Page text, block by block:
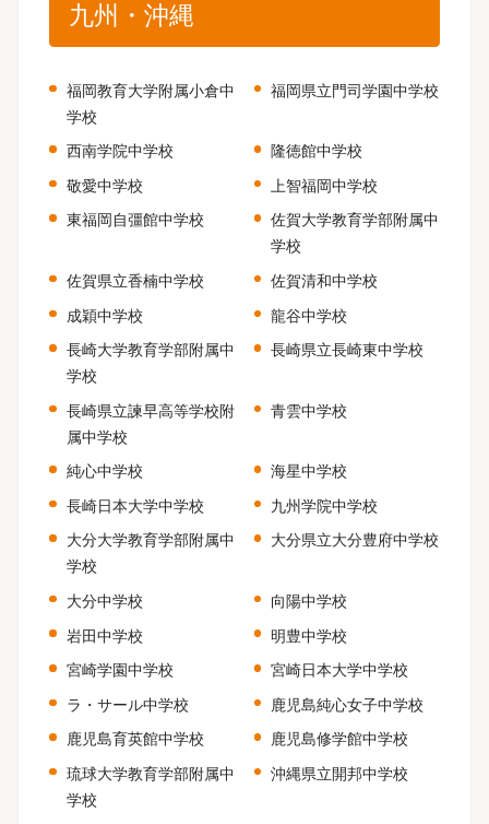
九州・沖縄
福岡教育大学附属小倉中
学校
福岡県立門司学園中学校
西南学院中学校
隆徳館中学校
敬愛中学校
上智福岡中学校
東福岡自彊館中学校
佐賀大学教育学部附属中
学校
佐賀県立香楠中学校
佐賀清和中学校
成穎中学校
龍谷中学校
長崎大学教育学部附属中
学校
長崎県立長崎東中学校
長崎県立諫早高等学校附
属中学校
青雲中学校
純心中学校
海星中学校
長崎日本大学中学校
九州学院中学校
大分大学教育学部附属中
学校
大分県立大分豊府中学校
大分中学校
向陽中学校
岩田中学校
明豊中学校
宮崎学園中学校
宮崎日本大学中学校
ラ・サール中学校
鹿児島純心女子中学校
鹿児島育英館中学校
鹿児島修学館中学校
琉球大学教育学部附属中
学校
沖縄県立開邦中学校